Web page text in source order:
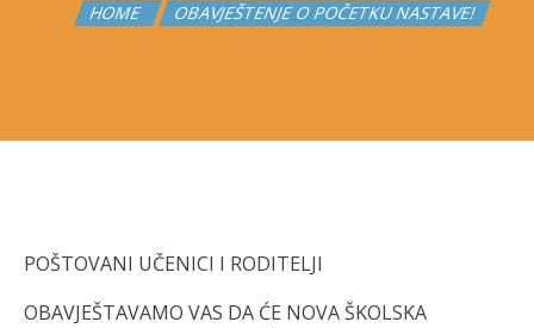
HOME OBAVJEŠTENJE O POČETKU NASTAVE!
POŠTOVANI UČENICI I RODITELJI
OBAVJEŠTAVAMO VAS DA ĆE NOVA ŠKOLSKA